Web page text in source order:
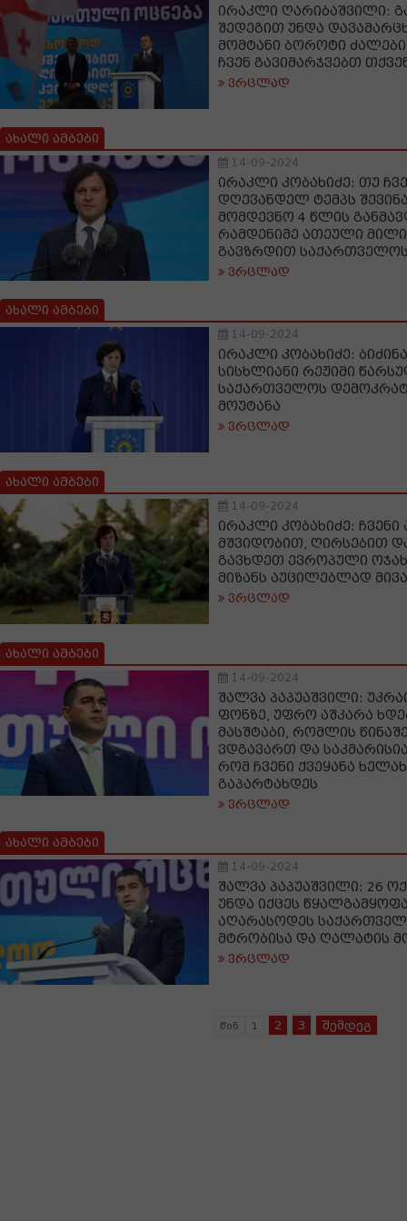
ირაკლი ღარიბაშვილი:
შედეგით უნდა
მომტანი ბოროტი
ჩვენ გავიმარჯვებთ
ვრცლად
ახალი ამბები
14-09-2024
ირაკლი კობახიძე: თუ
დღევანდელ ტემპს
მომდევნო 4 წლის
რამდენიმე ათეული
გავზრდით
ვრცლად
ახალი ამბები
14-09-2024
ირაკლი კობახიძე:
სისხლიანი რეჟიმი
საქართველოს
მოუტანა
ვრცლად
ახალი ამბები
14-09-2024
ირაკლი კობახიძე:
მშვიდობით, ღირსებით
გავხდეთ ევროპული
მიზანს აუცილებლად
ვრცლად
ახალი ამბები
14-09-2024
შალვა პაპუაშვილი:
ფონზე, უფრო აშკარა
მასშტაბი, რომლის
ვდგავართ და
რომ ჩვენი ქვეყანა
გაპარტახდეს
ვრცლად
ახალი ამბები
14-09-2024
შალვა პაპუაშვილი: 26
უნდა იქცეს
აღარასოდეს
მტრობისა და ღალატის
ვრცლად
წინ 1 2 3 შემდეგ